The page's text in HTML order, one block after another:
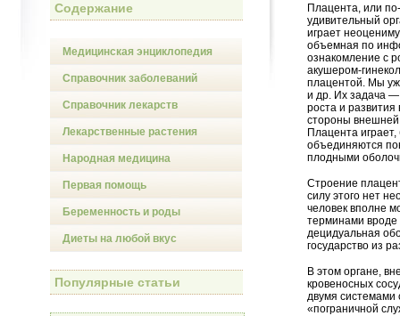
Содержание
Медицинская энциклопедия
Справочник заболеваний
Справочник лекарств
Лекарственные растения
Народная медицина
Первая помощь
Беременность и роды
Диеты на любой вкус
Популярные статьи
Плацента, или
удивительный
играет
объемная по
ознакомление с
акушером-
плацентой. Мы
и др. Их задача
роста и
стороны внешней
Плацента
объединяются
плодными
Строение
силу этого нет
человек вполне
терминами вроде
децидуальная
государство из
В этом органе,
кровеносных
двумя системами
«пограничной